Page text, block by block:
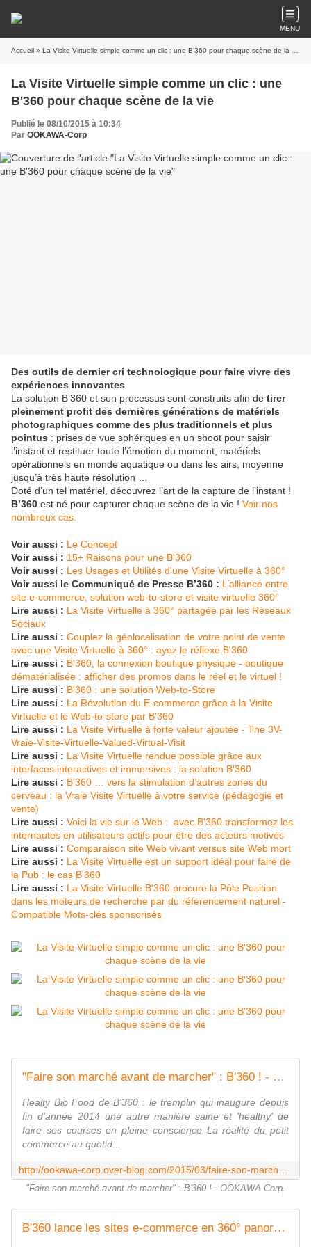
MENU
Accueil » La Visite Virtuelle simple comme un clic : une B'360 pour chaque scène de la vie
La Visite Virtuelle simple comme un clic : une
B'360 pour chaque scène de la vie
Publié le 08/10/2015 à 10:34
Par OOKAWA-Corp
Des outils de dernier cri technologique pour faire vivre des
expériences innovantes
La solution B’360 et son processus sont construits afin de tirer
pleinement profit des dernières générations de matériels
photographiques comme des plus traditionnels et plus
pointus : prises de vue sphériques en un shoot pour saisir
l’instant et restituer toute l’émotion du moment, matériels
opérationnels en monde aquatique ou dans les airs, moyenne
jusqu’à très haute résolution …
Doté d’un tel matériel, découvrez l’art de la capture de l’instant !
B’360 est né pour capturer chaque scène de la vie ! Voir nos
nombreux cas.
Voir aussi : Le Concept
Voir aussi : 15+ Raisons pour une B'360
Voir aussi : Les Usages et Utilités d'une Visite Virtuelle à 360°
Voir aussi le Communiqué de Presse B’360 : L’alliance entre
site e-commerce, solution web-to-store et visite virtuelle 360°
Lire aussi : La Visite Virtuelle à 360° partagée par les Réseaux
Sociaux
Lire aussi : Couplez la géolocalisation de votre point de vente
avec une Visite Virtuelle à 360° : ayez le réflexe B'360
Lire aussi : B'360, la connexion boutique physique - boutique
dématérialisée : afficher des promos dans le réel et le virtuel !
Lire aussi : B'360 : une solution Web-to-Store
Lire aussi : La Révolution du E-commerce grâce à la Visite
Virtuelle et le Web-to-store par B'360
Lire aussi : La Visite Virtuelle à forte valeur ajoutée - The 3V-
Vraie-Visite-Virtuelle-Valued-Virtual-Visit
Lire aussi : La Visite Virtuelle rendue possible grâce aux
interfaces interactives et immersives : la solution B'360
Lire aussi : B’360 … vers la stimulation d’autres zones du
cerveau : la Vraie Visite Virtuelle à votre service (pédagogie et
vente)
Lire aussi : Voici la vie sur le Web : avec B'360 transformez les
internautes en utilisateurs actifs pour être des acteurs motivés
Lire aussi : Comparaison site Web vivant versus site Web mort
Lire aussi : La Visite Virtuelle est un support idéal pour faire de
la Pub : le cas B'360
Lire aussi : La Visite Virtuelle B'360 procure la Pôle Position
dans les moteurs de recherche par du référencement naturel -
Compatible Mots-clés sponsorisés
"Faire son marché avant de marcher" : B'360 ! - OOKAWA Corp.
Healty Bio Food de B'360 : le tremplin qui inaugure depuis
fin d'année 2014 une autre manière saine et 'healthy' de
faire ses courses en pleine conscience La réalité du petit
commerce au quotid...
"Faire son marché avant de marcher" : B'360 ! - OOKAWA Corp.
B'360 lance les sites e-commerce en 360° panoramique immersive www.b360.fr - B'360 on WEB "b360" "be 360" - OOKAWA Corp.